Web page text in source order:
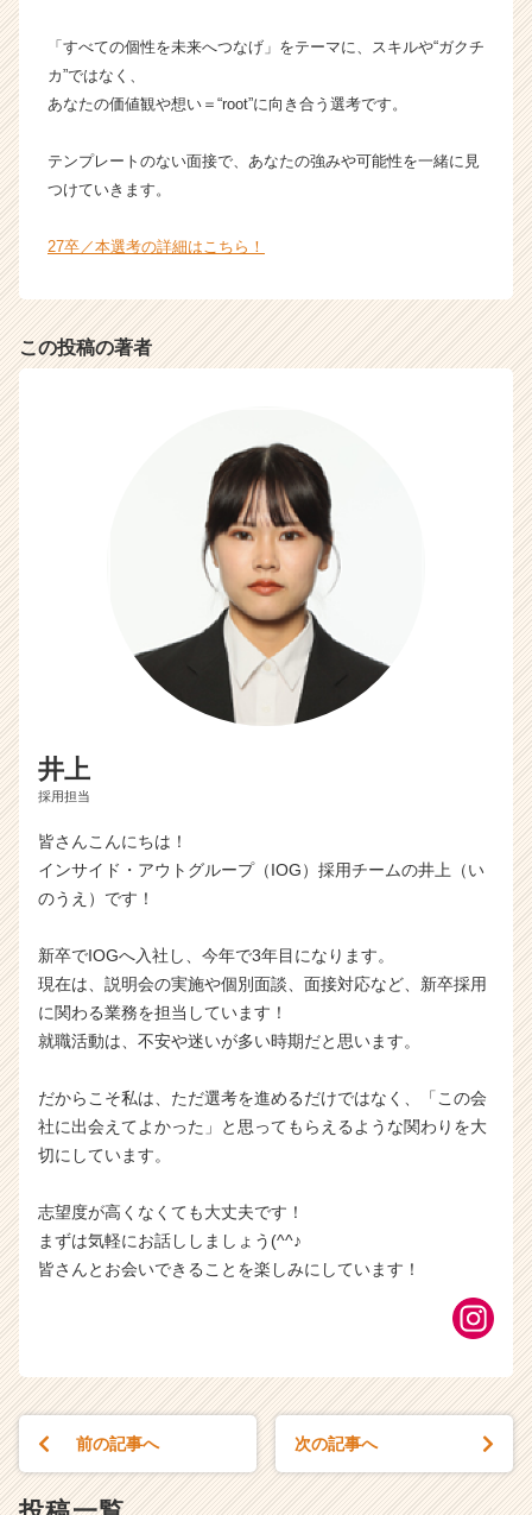
「すべての個性を未来へつなげ」をテーマに、スキルや“ガクチ
カ”ではなく、
あなたの価値観や想い＝“root”に向き合う選考です。
テンプレートのない面接で、あなたの強みや可能性を一緒に見
つけていきます。
27卒／本選考の詳細はこちら！
この投稿の著者
井上
採用担当
皆さんこんにちは！
インサイド・アウトグループ（IOG）採用チームの井上（い
のうえ）です！
新卒でIOGへ入社し、今年で3年目になります。
現在は、説明会の実施や個別面談、面接対応など、新卒採用
に関わる業務を担当しています！
就職活動は、不安や迷いが多い時期だと思います。
だからこそ私は、ただ選考を進めるだけではなく、「この会
社に出会えてよかった」と思ってもらえるような関わりを大
切にしています。
志望度が高くなくても大丈夫です！
まずは気軽にお話ししましょう(^^♪
皆さんとお会いできることを楽しみにしています！
前の記事へ 次の記事へ